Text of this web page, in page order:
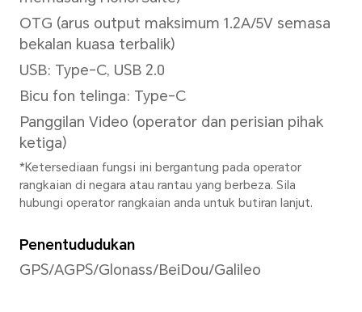
Kamera Hadapan
Kamera 16MP (f/2.45)
*Piksel mungkin berbeza
dan video. Sila rujuk keadaan
Menyokong sehingga